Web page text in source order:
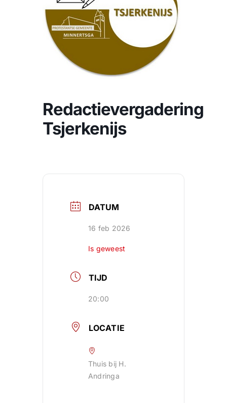
Zoeken
Redactievergadering
Tsjerkenijs
DATUM
16 feb 2026
Is geweest
TIJD
20:00
LOCATIE
Thuis bij H.
Andringa